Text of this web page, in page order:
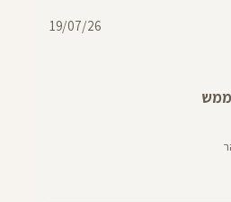
תאריך19/07/26